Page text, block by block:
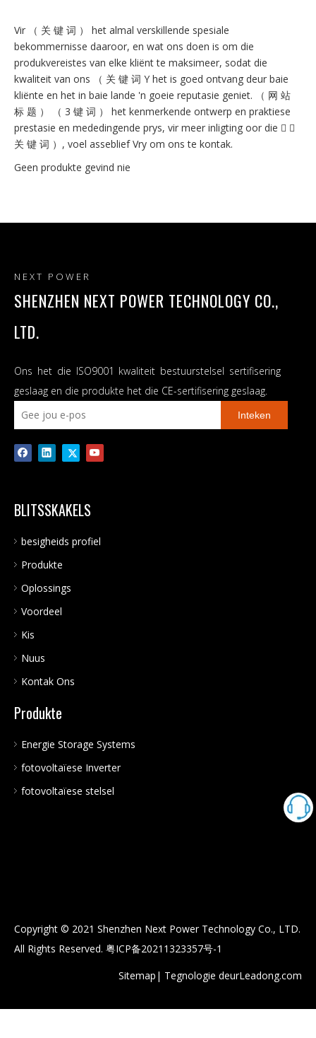
Vir （ 关 键 词 ） het almal verskillende spesiale
bekommernisse daaroor, en wat ons doen is om die
produkvereistes van elke kliënt te maksimeer, sodat die
kwaliteit van ons （ 关 键 词 Y het is goed ontvang deur baie
kliënte en het in baie lande 'n goeie reputasie geniet. （ 网 站
标 题 ） （ 3 键 词 ） het kenmerkende ontwerp en praktiese
prestasie en mededingende prys, vir meer inligting oor die  （
关 键 词 ）, voel asseblief Vry om ons te kontak.
Geen produkte gevind nie
NEXT POWER
SHENZHEN NEXT POWER TECHNOLOGY CO.,
LTD.
Ons het die ISO9001 kwaliteit bestuurstelsel sertifisering
geslaag en die produkte het die CE-sertifisering geslaag.
Inteken
BLITSSKAKELS
besigheids profiel
Produkte
Oplossings
Voordeel
Kis
Nuus
Kontak Ons
Produkte
Energie Storage Systems
fotovoltaïese Inverter
fotovoltaïese stelsel
Copyright © 2021 Shenzhen Next Power Technology Co., LTD.
All Rights Reserved. 粤ICP备20211323357号-1
Sitemap | Tegnologie deurLeadong.com